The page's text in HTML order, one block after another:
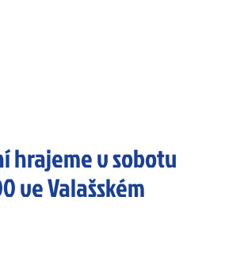
hrajeme v sobotu
ve Valašském